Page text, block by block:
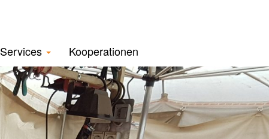
Services Kooperationen